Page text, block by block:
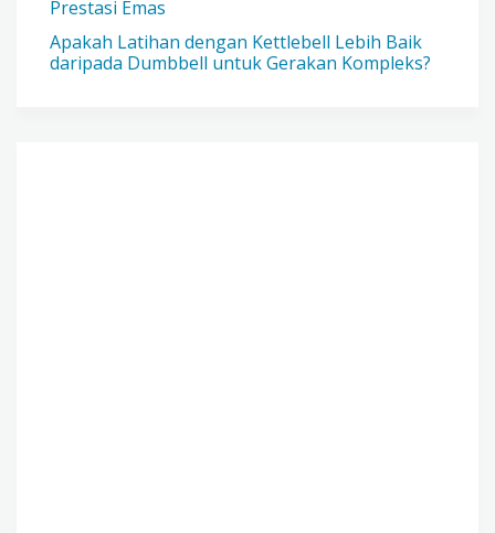
Prestasi Emas
Apakah Latihan dengan Kettlebell Lebih Baik
daripada Dumbbell untuk Gerakan Kompleks?